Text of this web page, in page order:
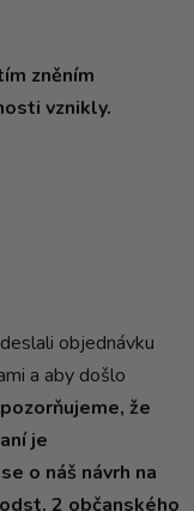
zněním
vznikly.
objednávku
a aby došlo
že
je
o náš návrh na
2 občanského